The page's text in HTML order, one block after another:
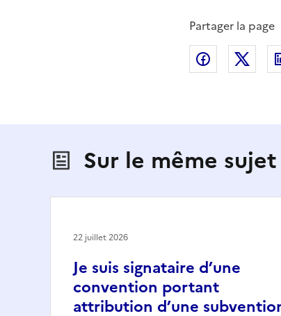
Partager la page
Partager
Sur le même sujet
Je suis signataire d’une
convention portant
attribution d’une
22 juillet 2026